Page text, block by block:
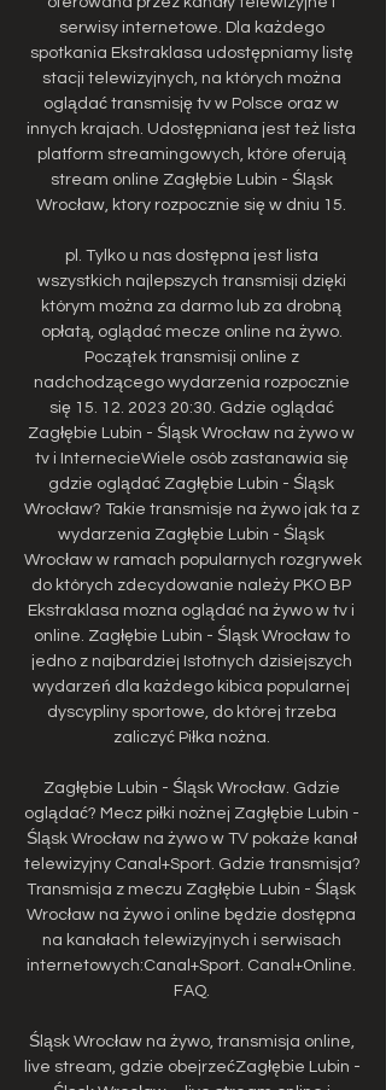
serwisy internetowe. Dla każdego
spotkania Ekstraklasa udostępniamy listę
stacji telewizyjnych, na których można
oglądać transmisję tv w Polsce oraz w
innych krajach. Udostępniana jest też lista
platform streamingowych, które oferują
stream online Zagłębie Lubin - Śląsk
Wrocław, ktory rozpocznie się w dniu 15.
pl. Tylko u nas dostępna jest lista
wszystkich najlepszych transmisji dzięki
którym można za darmo lub za drobną
opłatą, oglądać mecze online na żywo.
Początek transmisji online z
nadchodzącego wydarzenia rozpocznie
się 15. 12. 2023 20:30. Gdzie oglądać
Zagłębie Lubin - Śląsk Wrocław na żywo w
tv i InternecieWiele osób zastanawia się
gdzie oglądać Zagłębie Lubin - Śląsk
Wrocław? Takie transmisje na żywo jak ta z
wydarzenia Zagłębie Lubin - Śląsk
Wrocław w ramach popularnych rozgrywek
do których zdecydowanie należy PKO BP
Ekstraklasa mozna oglądać na żywo w tv i
online. Zagłębie Lubin - Śląsk Wrocław to
jedno z najbardziej Istotnych dzisiejszych
wydarzeń dla każdego kibica popularnej
dyscypliny sportowe, do której trzeba
zaliczyć Piłka nożna.
Zagłębie Lubin - Śląsk Wrocław. Gdzie
oglądać? Mecz piłki nożnej Zagłębie Lubin -
Śląsk Wrocław na żywo w TV pokaże kanał
telewizyjny Canal+Sport. Gdzie transmisja?
Transmisja z meczu Zagłębie Lubin - Śląsk
Wrocław na żywo i online będzie dostępna
na kanałach telewizyjnych i serwisach
internetowych:Canal+Sport. Canal+Online.
FAQ.
Śląsk Wrocław na żywo, transmisja online,
live stream, gdzie obejrzećZagłębie Lubin -